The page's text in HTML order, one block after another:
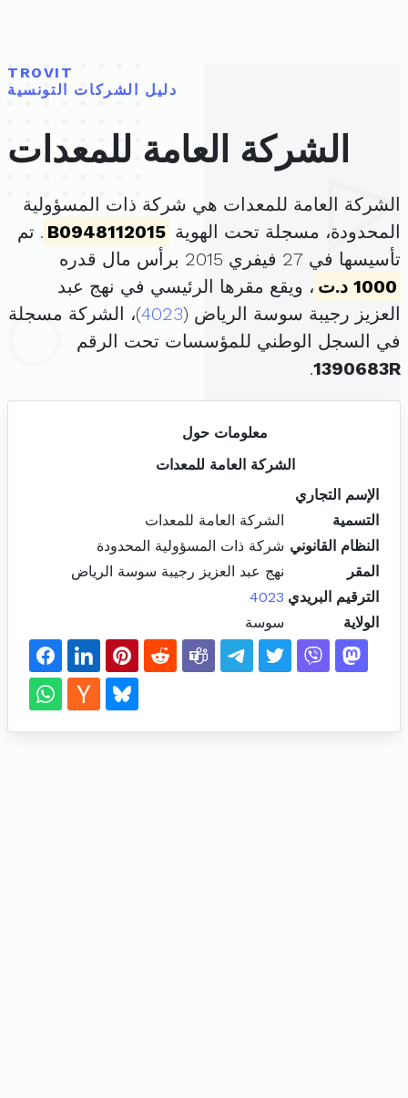
TROVIT
دليل الشركات التونسية
الشركة العامة للمعدات
الشركة العامة للمعدات هي شركة ذات المسؤولية
المحدودة، مسجلة تحت الهوية B0948112015 . تم
تأسيسها في 27 فيفري 2015 برأس مال قدره
1000 د.ت
، ويقع مقرها الرئيسي في نهج عبد
العزيز رجيبة سوسة الرياض (4023)، الشركة مسجلة
في السجل الوطني للمؤسسات تحت الرقم
1390683R
.
معلومات حول
الشركة العامة للمعدات
الإسم التجاري
التسمية
الشركة العامة للمعدات
النظام القانوني شركة ذات المسؤولية المحدودة
المقر
نهج عبد العزيز رجيبة سوسة الرياض
الترقيم البريدي 4023
الولاية
سوسة